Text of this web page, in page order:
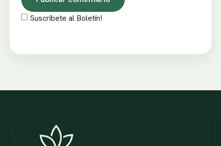
Suscríbete al Boletín!